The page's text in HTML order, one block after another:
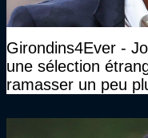
Girondins4Ever -
une sélection
ramasser un peu